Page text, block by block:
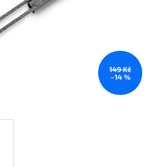
149 Kč
–14 %